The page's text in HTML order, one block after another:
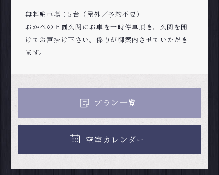
無料駐車場：5台（屋外／予約不要）
おかべの正面玄関にお車を一時停車頂き、玄関を開
けてお声掛け下さい。係りが御案内させていただき
ます。
プラン一覧
空室カレンダー